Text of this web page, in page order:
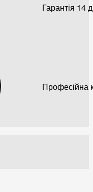
Гарантія 14
Професійна